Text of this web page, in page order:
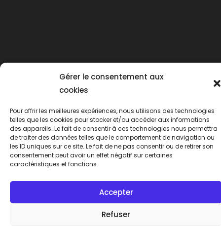
Gérer le consentement aux
cookies
Pour offrir les meilleures expériences, nous utilisons des technologies
telles que les cookies pour stocker et/ou accéder aux informations
des appareils. Le fait de consentir à ces technologies nous permettra
de traiter des données telles que le comportement de navigation ou
les ID uniques sur ce site. Le fait de ne pas consentir ou de retirer son
consentement peut avoir un effet négatif sur certaines
caractéristiques et fonctions.
Accepter
Refuser
Mentions légales
Politique de confidentialité
Politique de cookies (UE)
Copyright 2026 - SARL L'Hirondelle location meublé Bordeaux